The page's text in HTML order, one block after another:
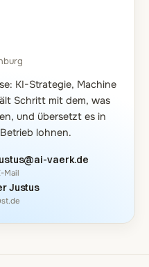
KI-Strategie, Machine
Schritt mit dem, was
und übersetzt es in
lohnen.
vaerk.de
Mail
Justus